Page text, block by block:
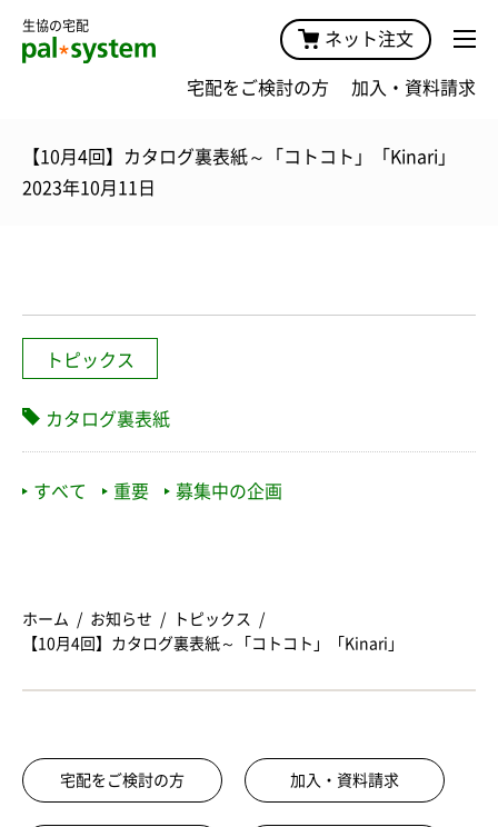
生協の宅配
ネット注文
宅配をご検討の方 加入・資料請求
【10月4回】カタログ裏表紙～「コトコト」「Kinari」
2023年10月11日
トピックス
カタログ裏表紙
すべて 重要 募集中の企画
ホーム お知らせ
トピックス
【10月4回】カタログ裏表紙～「コトコト」「Kinari」
宅配をご検討の方 加入・資料請求